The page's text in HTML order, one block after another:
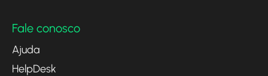
Fale conosco
Ajuda
HelpDesk